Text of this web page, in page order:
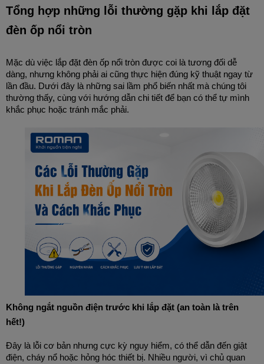
Tổng hợp những lỗi thường gặp khi lắp đặt
đèn ốp nổi tròn
Mặc dù việc lắp đặt đèn ốp nổi tròn được coi là tương đối dễ
dàng, nhưng không phải ai cũng thực hiện đúng kỹ thuật ngay từ
lần đầu. Dưới đây là những sai lầm phổ biến nhất mà chúng tôi
thường thấy, cùng với hướng dẫn chi tiết để bạn có thể tự mình
khắc phục hoặc tránh mắc phải.
Không ngắt nguồn điện trước khi lắp đặt (an toàn là trên
hết!)
Đây là lỗi cơ bản nhưng cực kỳ nguy hiểm, có thể dẫn đến giật
điện, cháy nổ hoặc hỏng hóc thiết bị. Nhiều người, vì chủ quan